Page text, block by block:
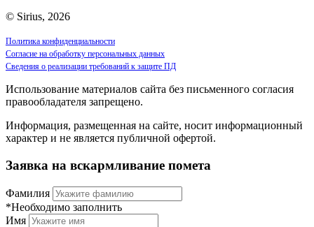
© Sirius, 2026
Политика конфиденциальности
Согласие на обработку персональных данных
Сведения о реализации требований к защите ПД
Использование материалов сайта без письменного согласия
правообладателя запрещено.
Информация, размещенная на сайте, носит информационный
характер и не является публичной офертой.
Заявка на вскармливание помета
Фамилия
*Необходимо заполнить
Имя